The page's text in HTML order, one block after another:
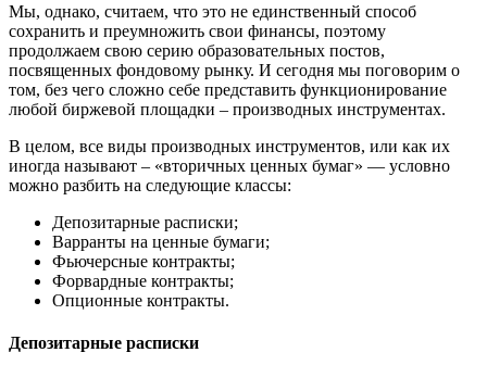
Мы, однако, считаем, что это не единственный способ
сохранить и преумножить свои финансы, поэтому
продолжаем свою серию образовательных постов,
посвященных фондовому рынку. И сегодня мы поговорим о
том, без чего сложно себе представить функционирование
любой биржевой площадки – производных инструментах.
В целом, все виды производных инструментов, или как их
иногда называют – «вторичных ценных бумаг» — условно
можно разбить на следующие классы:
Депозитарные расписки;
Варранты на ценные бумаги;
Фьючерсные контракты;
Форвардные контракты;
Опционные контракты.
Депозитарные расписки